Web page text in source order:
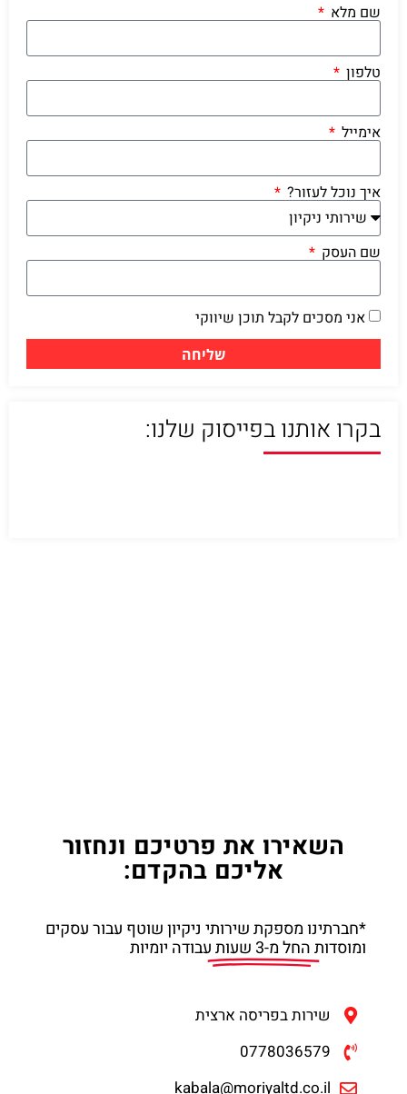
שם מלא
טלפון
אימייל
איך נוכל לעזור?
שם העסק
אני מסכים לקבל תוכן שיווקי
שליחה
בקרו אותנו בפייסוק שלנו:
השאירו את פרטיכם ונחזור
אליכם בהקדם:
*חברתינו מספקת שירותי ניקיון שוטף עבור עסקים
ומוסדותהחל מ-3 שעות עבודה יומיות
שירות בפריסה ארצית
0778036579
kabala@moriyaltd.co.il